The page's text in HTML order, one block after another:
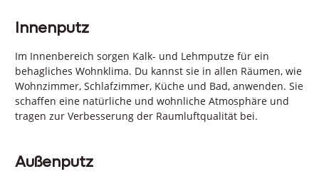
Innenputz
Im Innenbereich sorgen Kalk- und Lehmputze für ein
behagliches Wohnklima. Du kannst sie in allen Räumen, wie
Wohnzimmer, Schlafzimmer, Küche und Bad, anwenden. Sie
schaffen eine natürliche und wohnliche Atmosphäre und
tragen zur Verbesserung der Raumluftqualität bei.
Außenputz